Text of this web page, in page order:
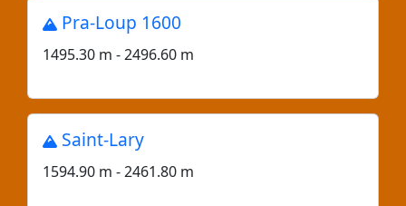
Pra-Loup 1600
1495.30 m - 2496.60 m
Saint-Lary
1594.90 m - 2461.80 m